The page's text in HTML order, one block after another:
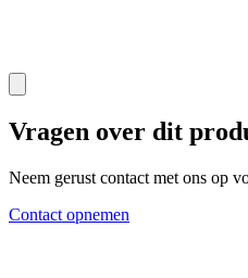
Vragen over dit
Neem gerust contact met ons op
Contact opnemen